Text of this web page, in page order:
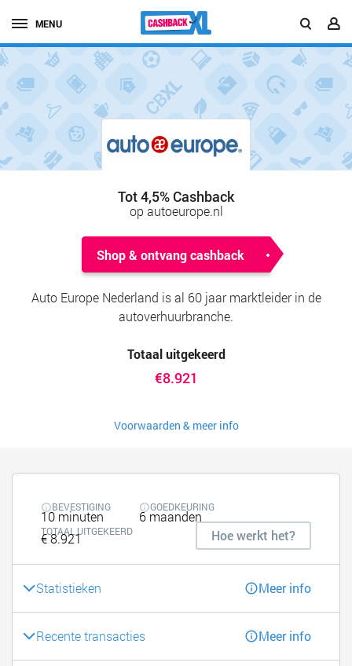
MENU
Tot 4,5% Cashback
op autoeurope.nl
Shop & ontvang cashback
Auto Europe Nederland is al 60 jaar marktleider in de
autoverhuurbranche.
Totaal uitgekeerd
€8.921
Voorwaarden & meer info
BEVESTIGING
10 minuten
GOEDKEURING
6 maanden
TOTAAL UITGEKEERD
€ 8.921 Hoe werkt het?
Statistieken Meer info
Recente transacties Meer info